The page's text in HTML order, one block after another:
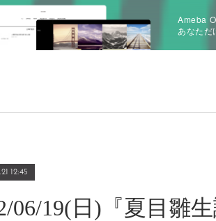
Ameba
あなただ
12:45
06/19(日)『夏目雛